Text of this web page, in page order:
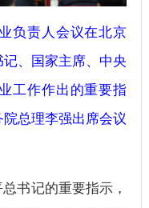
负责人会议在北京
、国家主席、中央
工作作出的重要指
总理李强出席会议
书记的重要指示，